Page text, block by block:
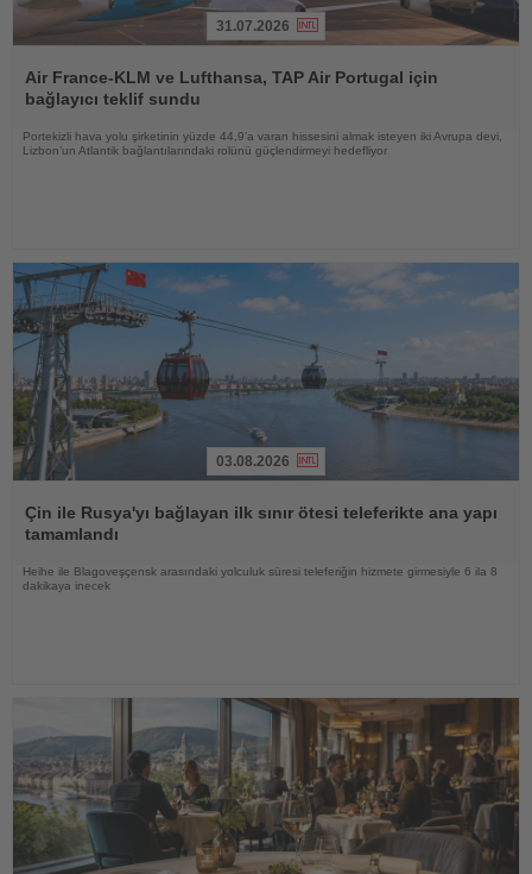
Oku
31.07.2026
Air France-KLM ve Lufthansa, TAP Air Portugal için
bağlayıcı teklif sundu
Portekizli hava yolu şirketinin yüzde 44,9’a varan hissesini almak isteyen iki Avrupa devi,
Lizbon’un Atlantik bağlantılarındaki rolünü güçlendirmeyi hedefliyor
Oku
03.08.2026
Çin ile Rusya'yı bağlayan ilk sınır ötesi teleferikte ana yapı
tamamlandı
Heihe ile Blagoveşçensk arasındaki yolculuk süresi teleferiğin hizmete girmesiyle 6 ila 8
dakikaya inecek